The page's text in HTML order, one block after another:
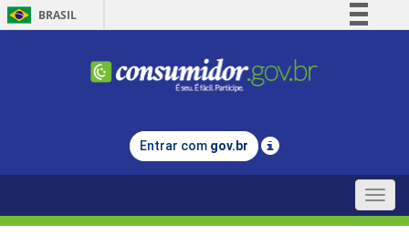
BRASIL
Comunica BR
Legislação
Entrar com gov.br
Toggle